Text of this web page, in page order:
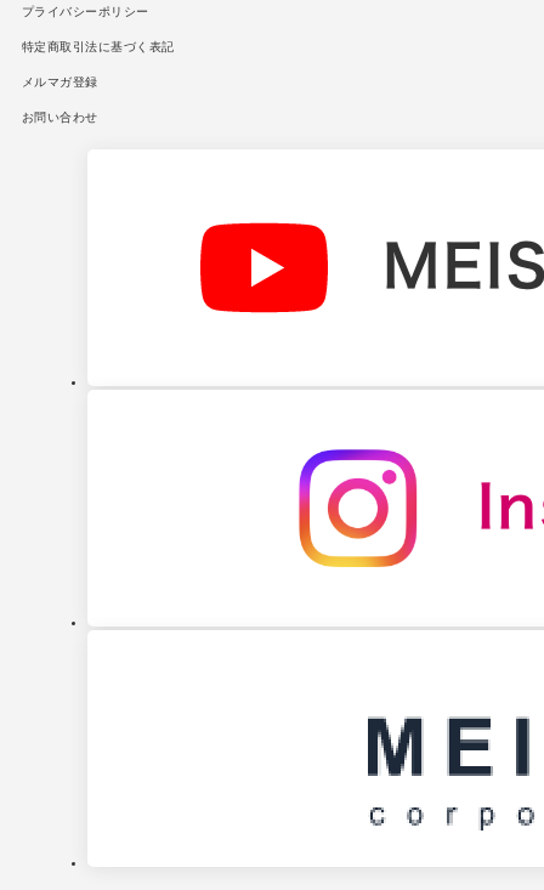
プライバシーポリシー
特定商取引法に基づく表記
メルマガ登録
お問い合わせ